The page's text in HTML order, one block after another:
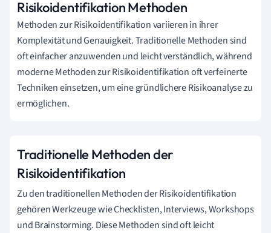
Risikoidentifikation Methoden
Methoden zur Risikoidentifikation variieren in ihrer
Komplexität und Genauigkeit. Traditionelle Methoden sind
oft einfacher anzuwenden und leicht verständlich, während
moderne Methoden zur Risikoidentifikation oft verfeinerte
Techniken einsetzen, um eine gründlichere Risikoanalyse zu
ermöglichen.
Traditionelle Methoden der
Risikoidentifikation
Zu den traditionellen Methoden der Risikoidentifikation
gehören Werkzeuge wie Checklisten, Interviews, Workshops
und Brainstorming. Diese Methoden sind oft leicht